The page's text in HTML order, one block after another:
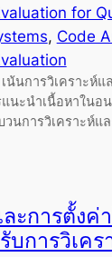
for
, Code
น้นการวิเคราะห์แ
แนะนำเนื้อหาในอ
วนการวิเคราะห์แ
ะการตั้งค่
บการวิเค